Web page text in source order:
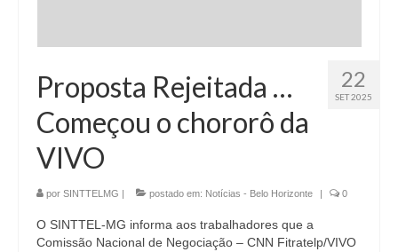
22
SET 2025
Proposta Rejeitada …
Começou o chororô da
VIVO
por SINTTELMG postado em: Notícias - Belo Horizonte 0
O SINTTEL-MG informa aos trabalhadores que a
Comissão Nacional de Negociação – CNN Fitratelp/VIVO